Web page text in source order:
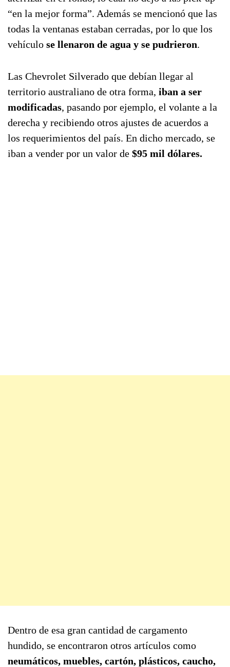
“en la mejor forma”. Además se mencionó que las
todas la ventanas estaban cerradas, por lo que los
vehículo se llenaron de agua y se pudrieron.
Las Chevrolet Silverado que debían llegar al
territorio australiano de otra forma, iban a ser
modificadas, pasando por ejemplo, el volante a la
derecha y recibiendo otros ajustes de acuerdos a
los requerimientos del país. En dicho mercado, se
iban a vender por un valor de $95 mil dólares.
Dentro de esa gran cantidad de cargamento
hundido, se encontraron otros artículos como
neumáticos, muebles, cartón, plásticos, caucho,